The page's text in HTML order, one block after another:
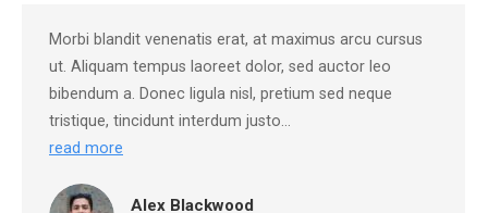
Morbi blandit venenatis erat, at maximus arcu cursus
ut. Aliquam tempus laoreet dolor, sed auctor leo
bibendum a. Donec ligula nisl, pretium sed neque
tristique, tincidunt interdum justo…
read more
Alex Blackwood